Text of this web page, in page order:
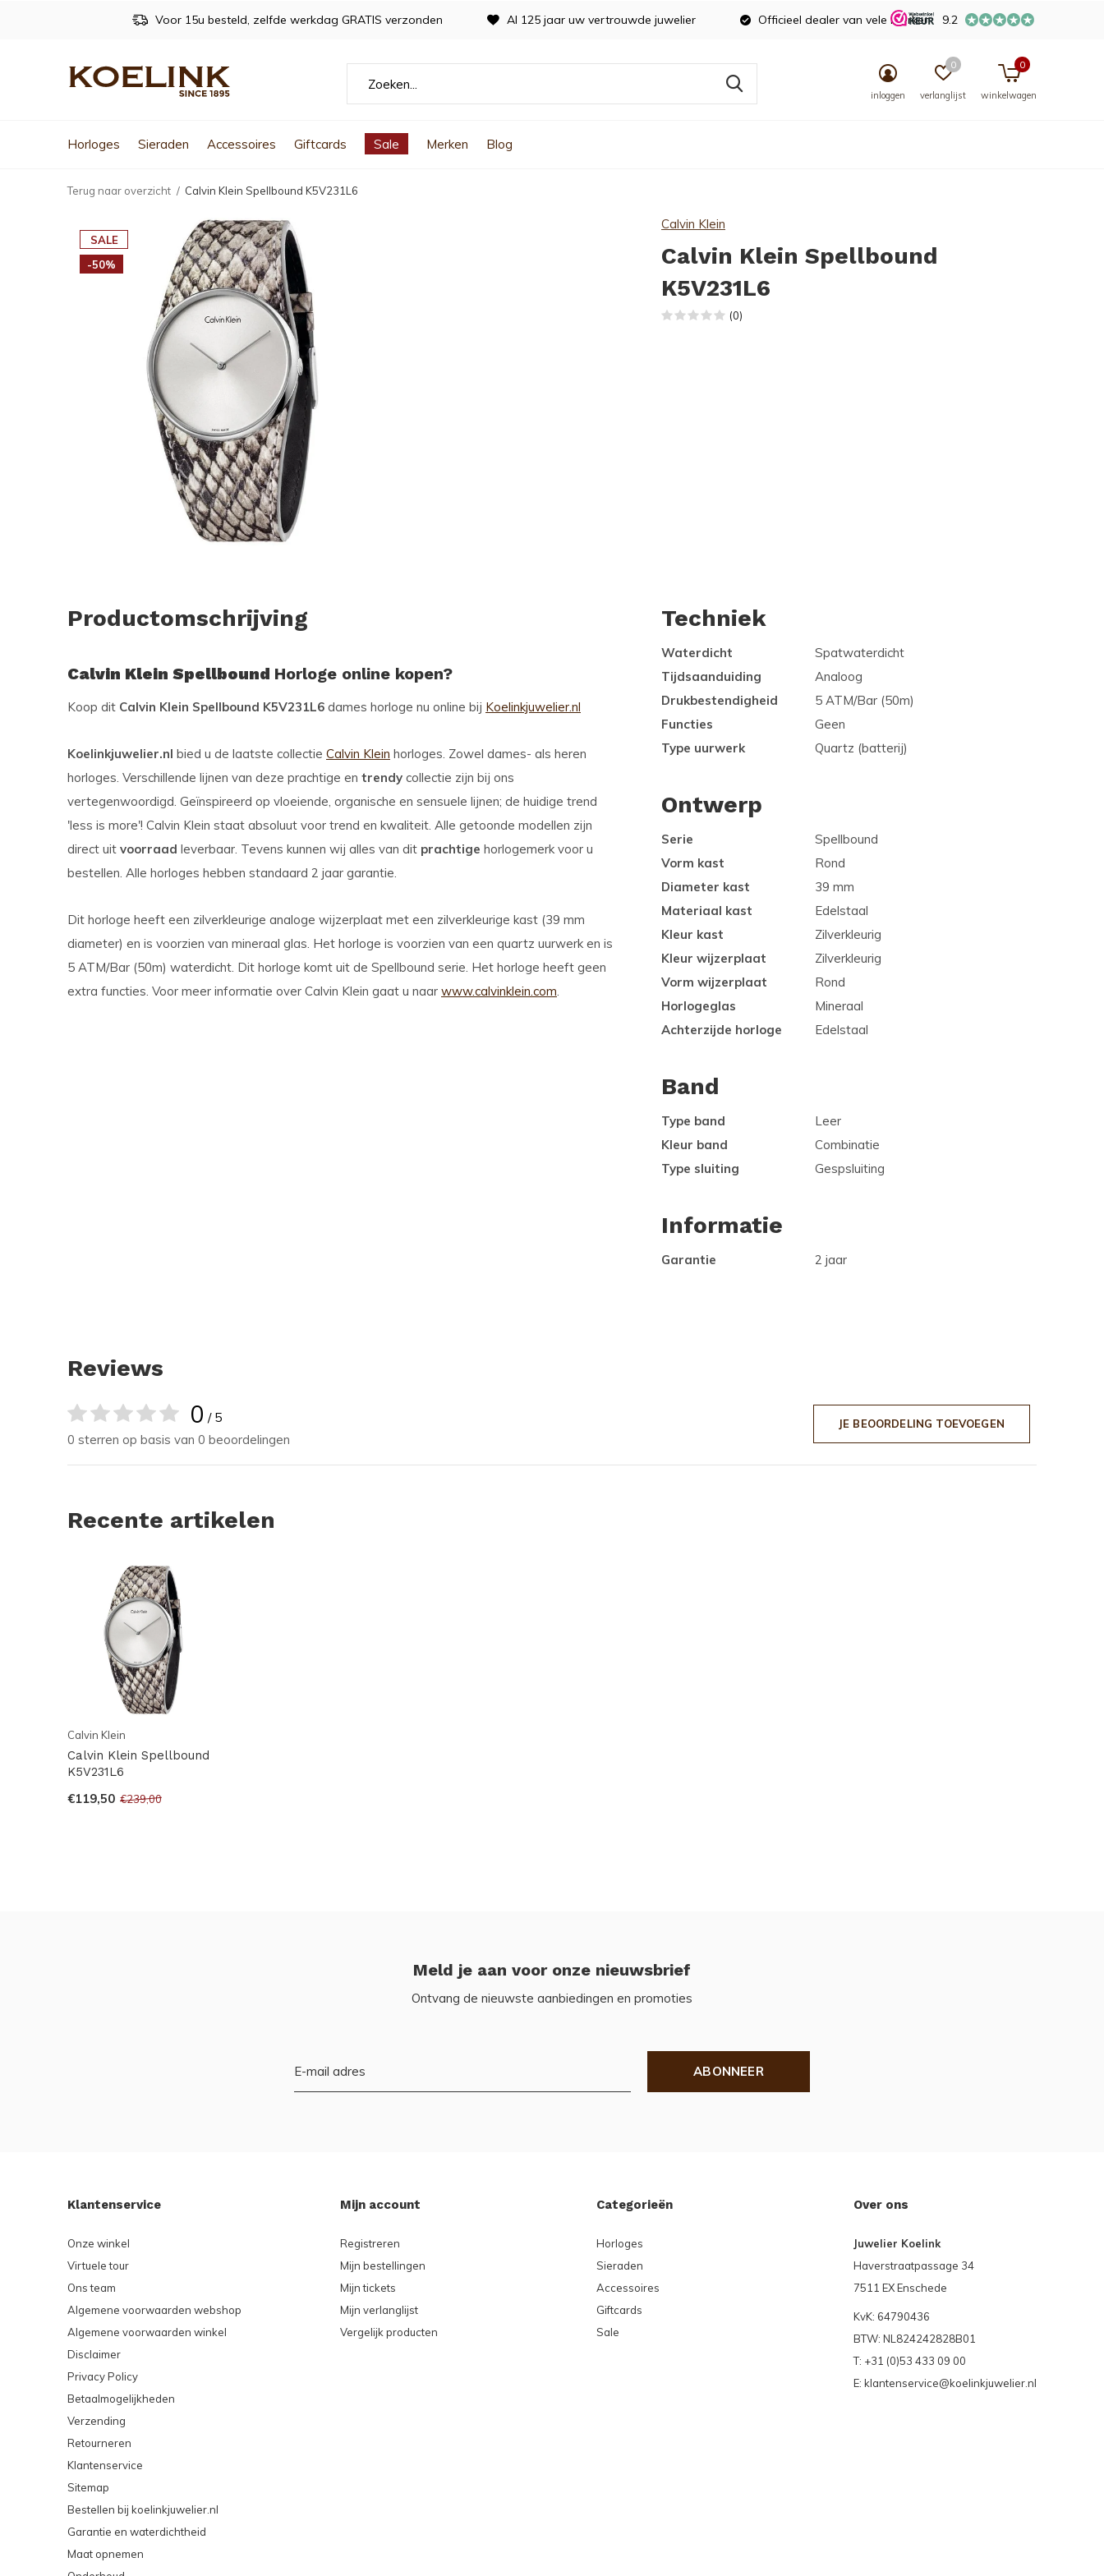
Horloges Sieraden Accessoires Giftcards Sale Merken Blog
inloggen verlanglijst
0
winkelwagen
0
Voor 15u besteld, zelfde werkdag GRATIS verzonden Al 125 jaar uw vertrouwde juwelier Officieel dealer van vele merken 9.2
Terug naar overzicht Calvin Klein Spellbound K5V231L6
SALE
-50%
Calvin Klein
Calvin Klein Spellbound
K5V231L6
(0)
Productomschrijving
Calvin Klein Spellbound Horloge online kopen?
Koop dit Calvin Klein Spellbound K5V231L6 dames horloge nu online bij Koelinkjuwelier.nl
Koelinkjuwelier.nl bied u de laatste collectie Calvin Klein horloges. Zowel dames- als heren
horloges. Verschillende lijnen van deze prachtige en trendy collectie zijn bij ons
vertegenwoordigd. Geïnspireerd op vloeiende, organische en sensuele lijnen; de huidige trend
'less is more'! Calvin Klein staat absoluut voor trend en kwaliteit. Alle getoonde modellen zijn
direct uit voorraad leverbaar. Tevens kunnen wij alles van dit prachtige horlogemerk voor u
bestellen. Alle horloges hebben standaard 2 jaar garantie.
Dit horloge heeft een zilverkleurige analoge wijzerplaat met een zilverkleurige kast (39 mm
diameter) en is voorzien van mineraal glas. Het horloge is voorzien van een quartz uurwerk en is
5 ATM/Bar (50m) waterdicht. Dit horloge komt uit de Spellbound serie. Het horloge heeft geen
extra functies. Voor meer informatie over Calvin Klein gaat u naar www.calvinklein.com.
Techniek
Waterdicht
Spatwaterdicht
Tijdsaanduiding
Analoog
Drukbestendigheid
5 ATM/Bar (50m)
Functies
Geen
Type uurwerk
Quartz (batterij)
Ontwerp
Serie
Spellbound
Vorm kast
Rond
Diameter kast
39 mm
Materiaal kast
Edelstaal
Kleur kast
Zilverkleurig
Kleur wijzerplaat
Zilverkleurig
Vorm wijzerplaat
Rond
Horlogeglas
Mineraal
Achterzijde horloge
Edelstaal
Band
Type band
Leer
Kleur band
Combinatie
Type sluiting
Gespsluiting
Informatie
Garantie 2 jaar
Reviews
0 / 5
0 sterren op basis van 0 beoordelingen
JE BEOORDELING TOEVOEGEN
Recente artikelen
Calvin Klein
Calvin Klein Spellbound
K5V231L6
€119,50 €239,00
Meld je aan voor onze nieuwsbrief
Ontvang de nieuwste aanbiedingen en promoties
ABONNEER
Klantenservice
Onze winkel
Virtuele tour
Ons team
Algemene voorwaarden webshop
Algemene voorwaarden winkel
Disclaimer
Privacy Policy
Betaalmogelijkheden
Verzending
Retourneren
Klantenservice
Sitemap
Bestellen bij koelinkjuwelier.nl
Garantie en waterdichtheid
Maat opnemen
Mijn account
Registreren
Mijn bestellingen
Mijn tickets
Mijn verlanglijst
Vergelijk producten
Categorieën
Horloges
Sieraden
Accessoires
Giftcards
Sale
Over ons
Juwelier Koelink
Haverstraatpassage 34
7511 EX Enschede
KvK: 64790436
BTW: NL824242828B01
T: +31 (0)53 433 09 00
E: klantenservice@koelinkjuwelier.nl